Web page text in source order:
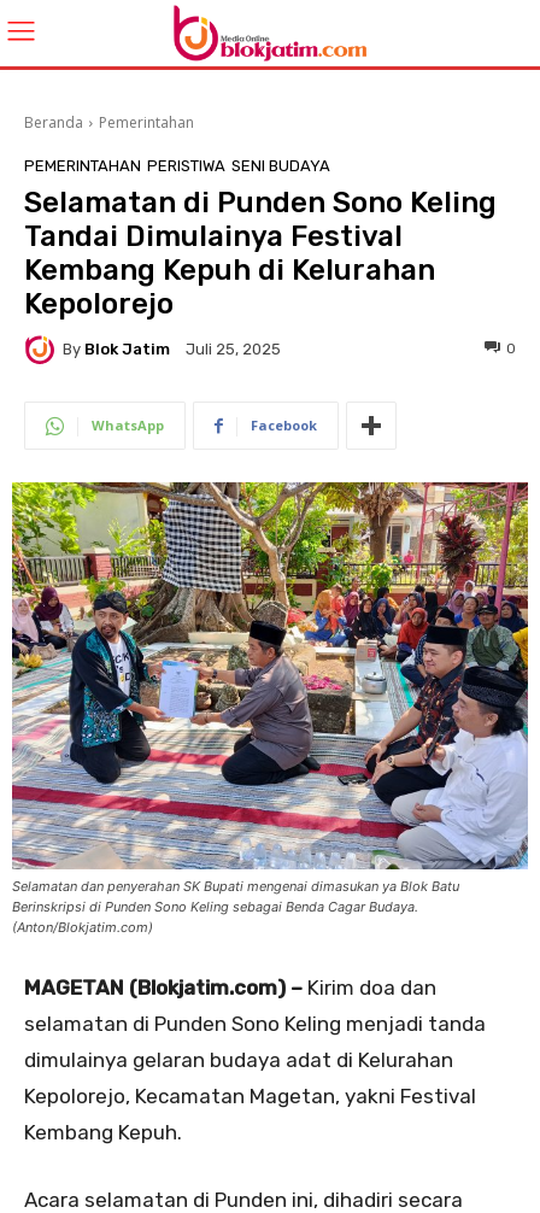
Beranda Pemerintahan
PEMERINTAHAN PERISTIWA SENI BUDAYA
Selamatan di Punden Sono Keling
Tandai Dimulainya Festival
Kembang Kepuh di Kelurahan
Kepolorejo
By Blok Jatim Juli 25, 2025 0
WhatsApp Facebook
Selamatan dan penyerahan SK Bupati mengenai dimasukan ya Blok Batu
Berinskripsi di Punden Sono Keling sebagai Benda Cagar Budaya.
(Anton/Blokjatim.com)
MAGETAN (Blokjatim.com) – Kirim doa dan
selamatan di Punden Sono Keling menjadi tanda
dimulainya gelaran budaya adat di Kelurahan
Kepolorejo, Kecamatan Magetan, yakni Festival
Kembang Kepuh.
Acara selamatan di Punden ini, dihadiri secara